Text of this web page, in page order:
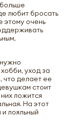
любит бросать
этому очень
уход за
что делает ее
стоит
ложится
На этот
лояльный